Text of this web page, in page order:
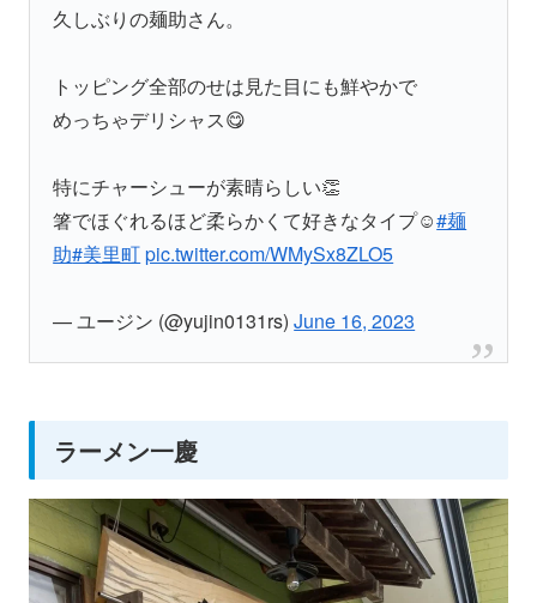
久しぶりの麺助さん。
トッピング全部のせは見た目にも鮮やかで
めっちゃデリシャス😋
特にチャーシューが素晴らしい👏
箸でほぐれるほど柔らかくて好きなタイプ☺️#麺
助#美里町pic.twitter.com/WMySx8ZLO5
— ユージン (@yujin0131rs)June 16, 2023
ラーメン一慶